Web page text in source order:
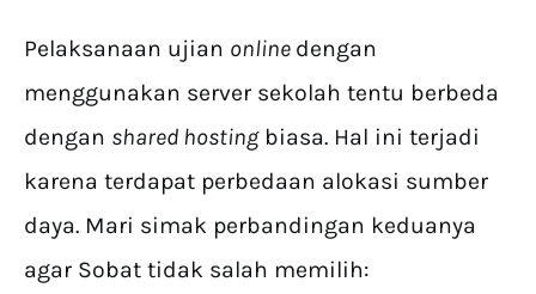
Pelaksanaan ujian online dengan
menggunakan server sekolah tentu berbeda
dengan shared hostingbiasa. Hal ini terjadi
karena terdapat perbedaan alokasi sumber
daya. Mari simak perbandingan keduanya
agar Sobat tidak salah memilih: